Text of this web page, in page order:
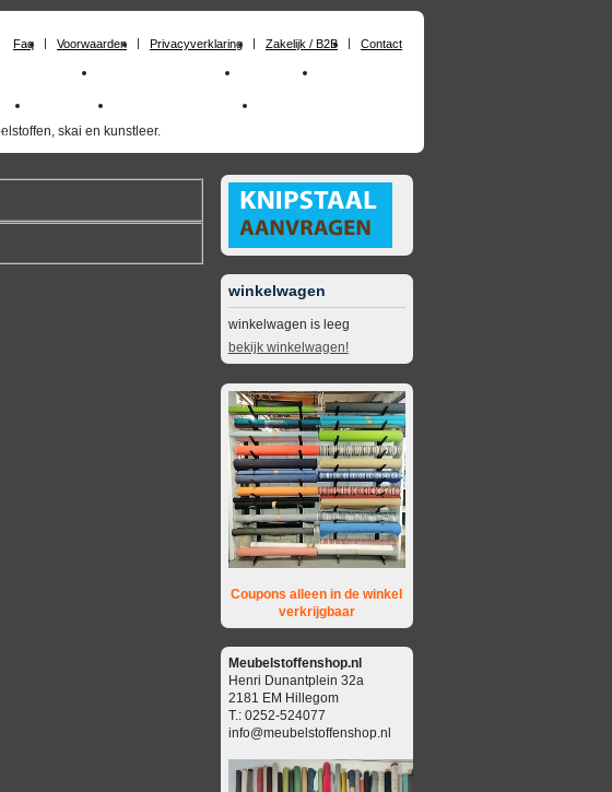
Faq Voorwaarden Privacyverklaring Zakelijk / B2B Contact
skai en kunstleer.
Schuimrubber op maat Materialen
outdoorstof skai_kunstleer outdoor
winkelwagen
winkelwagen is leeg
bekijk winkelwagen!
Coupons alleen in de winkel
verkrijgbaar
Meubelstoffenshop.nl
Henri Dunantplein 32a
2181 EM Hillegom
T.: 0252-524077
info@meubelstoffenshop.nl